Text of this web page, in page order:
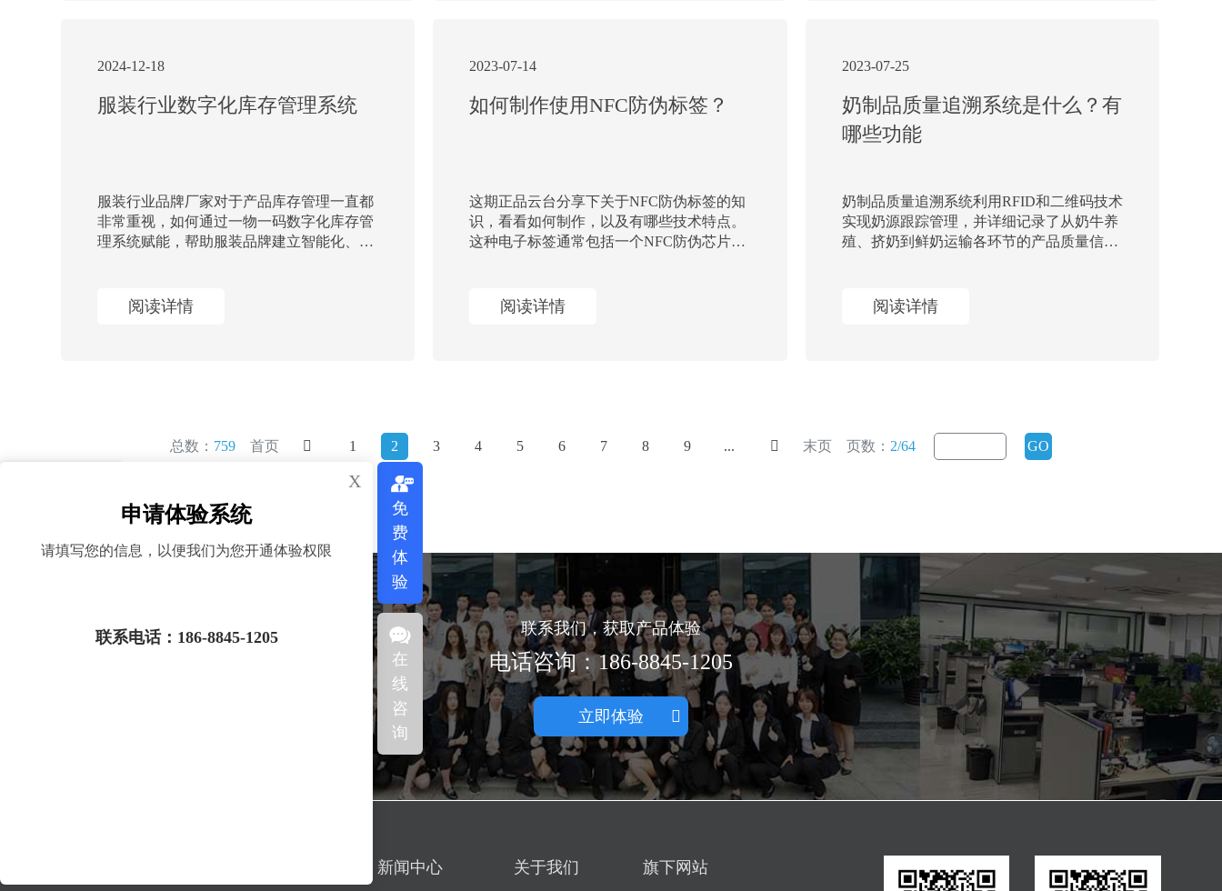
2024-12-18
服装行业数字化库存管理系统
服装行业品牌厂家对于产品库存管理一直都
非常重视，如何通过一物一码数字化库存管
理系统赋能，帮助服装品牌建立智能化、数
阅读详情
2023-07-14
如何制作使用NFC防伪标签？
这期正品云台分享下关于NFC防伪标签的知
识，看看如何制作，以及有哪些技术特点。
这种电子标签通常包括一个NFC防伪芯片和
阅读详情
2023-07-25
奶制品质量追溯系统是什么？有
哪些功能
奶制品质量追溯系统利用RFID和二维码技术
实现奶源跟踪管理，并详细记录了从奶牛养
殖、挤奶到鲜奶运输各环节的产品质量信
阅读详情
总数： 759 首页 1 2 3 4 5 6 7 8 9 ... 末页 页数： 2/64 GO
了解产品服务
X
免
费
体
验
在
线
咨
询
申请体验系统
请填写您的信息，以便我们为您开通体验权限
联系电话：186-8845-1205 联系我们，获取产品体验
电话咨询：186-8845-1205
立即体验
新闻中心 关于我们 旗下网站